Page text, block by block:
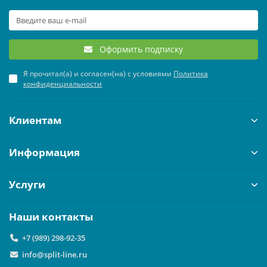
ЧИЛЛЕРЫ И ФАНКОЙЛЫ
КРЫШНЫЕ КОНДИЦИОНЕРЫ (РУФТОПЫ)
ПРЕЦИЗИОННЫЕ КОНДИЦИОНЕРЫ
УВЛАЖНИТЕЛИ ВОЗДУХА
ТЕПЛОВЫЕ ПУШКИ
ТЕРМОРЕГУЛЯТОРЫ
ТРУБЫ, ШЛАНГИ И ФИТИНГИ
ОНЛАЙН-КАЛЬКУЛЯТОР
Оформить подписку
Я прочитал(а) и согласен(на) с условиями Политика
конфиденциальности
Клиентам
Информация
Услуги
Наши контакты
+7 (989) 298-92-35
info@split-line.ru